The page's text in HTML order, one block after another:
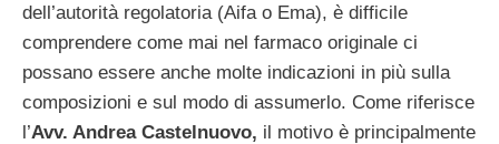
dell’autorità regolatoria (Aifa o Ema), è difficile
comprendere come mai nel farmaco originale ci
possano essere anche molte indicazioni in più sulla
composizioni e sul modo di assumerlo. Come riferisce
l’Avv. Andrea Castelnuovo, il motivo è principalmente